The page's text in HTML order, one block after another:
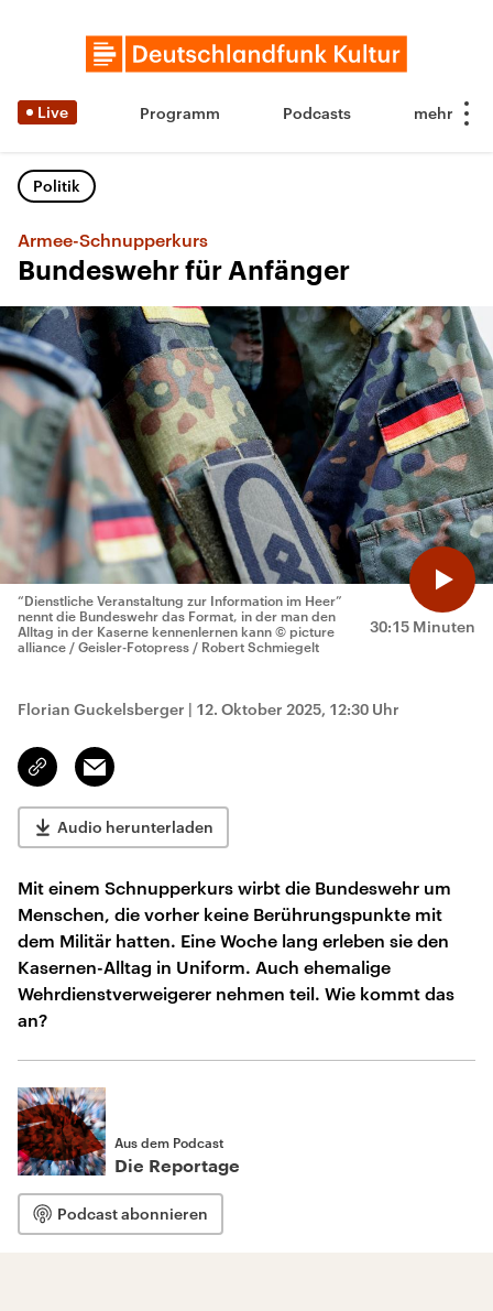
Live Programm Podcasts
Politik
Armee-Schnupperkurs
Bundeswehr für Anfänger
30:15 Minuten
“Dienstliche Veranstaltung zur Information im Heer”
nennt die Bundeswehr das Format, in der man den
Alltag in der Kaserne kennenlernen kann © picture
alliance / Geisler-Fotopress / Robert Schmiegelt
Florian Guckelsberger | 12. Oktober 2025, 12:30 Uhr
Link
kopieren/teilen
Email
Audio herunterladen
Mit einem Schnupperkurs wirbt die Bundeswehr um
Menschen, die vorher keine Berührungspunkte mit
dem Militär hatten. Eine Woche lang erleben sie den
Kasernen-Alltag in Uniform. Auch ehemalige
Wehrdienstverweigerer nehmen teil. Wie kommt das
an?
Aus dem Podcast
Die Reportage
Podcast abonnieren